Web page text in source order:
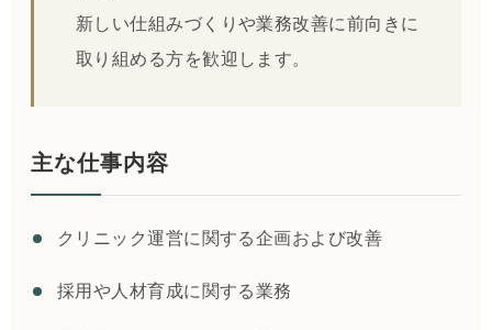
新しい仕組みづくりや業務改善に前向きに
取り組める方を歓迎します。
主な仕事内容
クリニック運営に関する企画および改善
採用や人材育成に関する業務